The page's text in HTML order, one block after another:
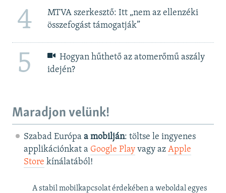
4
MTVA szerkesztő: Itt „nem az ellenzéki
összefogást támogatják”
5
Hogyan hűthető az atomerőmű aszály
idején?
Maradjon velünk!
Szabad Európa a mobilján: töltse le ingyenes
applikációnkat a Google Playvagy az Apple
Store kínálatából!
A stabil mobilkapcsolat érdekében a weboldal egyes